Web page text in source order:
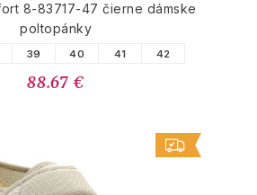
8-83717-47 čierne dámske
poltopánky
39 40 41 42
88.67 €